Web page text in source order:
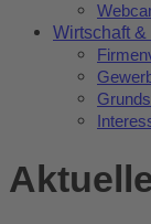
Wirtschaft &